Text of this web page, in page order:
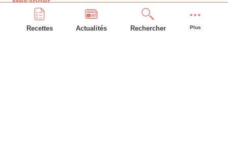
Recettes Actualités Rechercher Plus
Mesquer